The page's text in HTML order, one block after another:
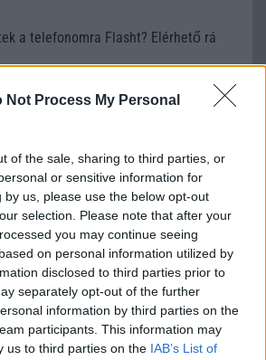
Not Process My Personal
of the sale, sharing to third parties, or
or sensitive information for
by us, please use the below opt-out
selection. Please note that after your
you may continue seeing
on personal information utilized by
disclosed to third parties prior to
separately opt-out of the further
information by third parties on the
participants. This information may
us to third parties on the IAB’s List of
a telefonomra Flasht? Elérhető rá
vásárolni, de még nem döntöttem.
a hátrányai az Androidnak?
a fejlődés következő lépcsőfoka
működése